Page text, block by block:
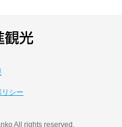
シー
All rights reserved.